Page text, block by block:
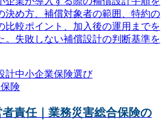
決め方、補償対象者の範囲、特約の
比較ポイント、加入後の運用までを
。失敗しない補償設計の判断基準を
計中小企業保険選び
険
責任｜業務災害総合保険の